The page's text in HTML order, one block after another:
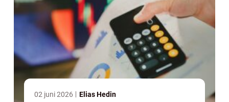
02 juni 2026 Elias Hedin